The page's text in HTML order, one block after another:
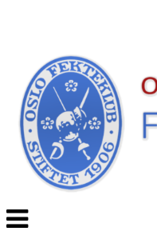
Veksle
navigasjon